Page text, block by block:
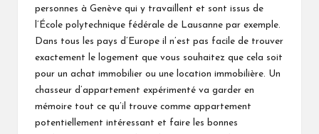
personnes à Genève qui y travaillent et sont issus de
l’École polytechnique fédérale de Lausanne par exemple.
Dans tous les pays d’Europe il n’est pas facile de trouver
exactement le logement que vous souhaitez que cela soit
pour un achat immobilier ou une location immobilière. Un
chasseur d’appartement expérimenté va garder en
mémoire tout ce qu’il trouve comme appartement
potentiellement intéressant et faire les bonnes